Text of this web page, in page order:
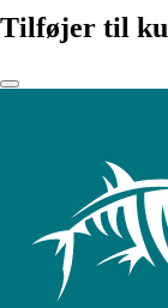
Tilføjer til